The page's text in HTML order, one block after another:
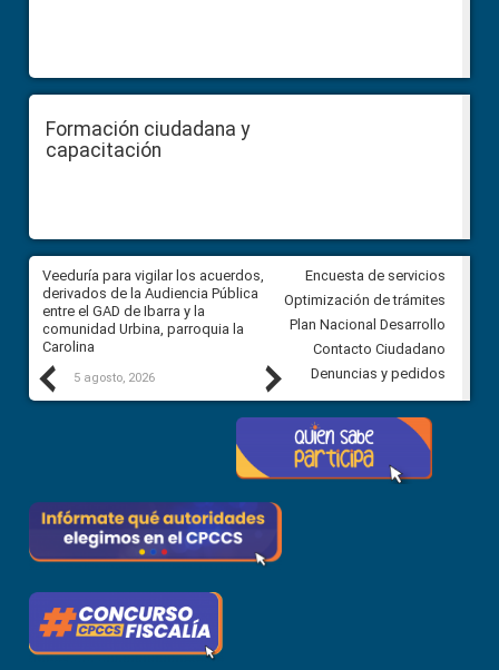
Formación ciudadana y
capacitación
Previous
Veeduría para vigilar los acuerdos,
derivados de la Audiencia Pública
entre el GAD de Ibarra y la
comunidad Urbina, parroquia la
Carolina
5 agosto, 2026
CPCCS convoca a Veeduría
Ciudadana para vigilar el
5 agosto, 2026
Next
Encuesta de servicios
Optimización de trámites
Plan Nacional Desarrollo
Contacto Ciudadano
Denuncias y pedidos